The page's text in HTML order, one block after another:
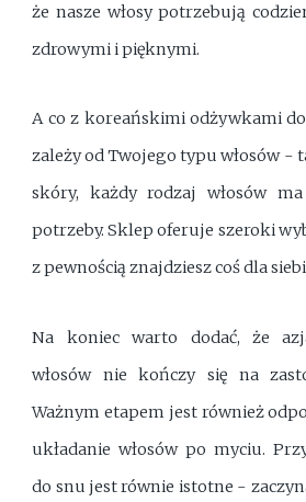
że nasze włosy potrzebują
zdrowymi i pięknymi.
A co z koreańskimi odżywkami
zależy od Twojego typu włosów -
skóry, każdy rodzaj włosów
potrzeby. Sklep oferuje szeroki
z pewnością znajdziesz coś dla
Na koniec warto dodać, że
włosów nie kończy się na
Ważnym etapem jest również
układanie włosów po myciu.
do snu jest równie istotne -